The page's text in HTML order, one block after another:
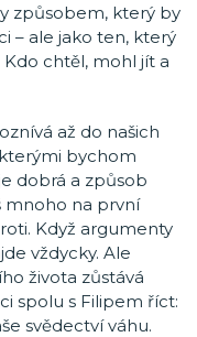
způsobem, který by
– ale jako ten, který
chtěl, mohl jít a
až do našich
bychom
dobrá a způsob
mnoho na první
Když argumenty
vždycky. Ale
života zůstává
spolu s Filipem říct:
svědectví váhu.